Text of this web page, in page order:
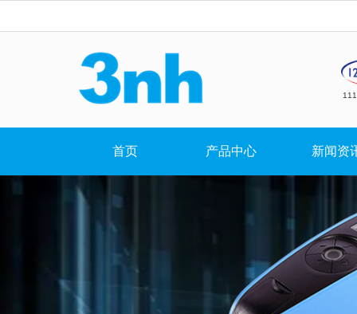
首页 产品中心 新闻资